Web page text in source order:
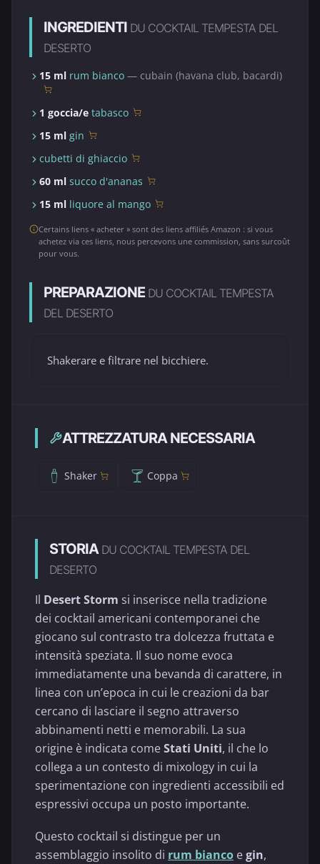
INGREDIENTI DU COCKTAIL TEMPESTA DEL
DESERTO
15 ml rum bianco — cubain (havana club, bacardi)
1 goccia/e tabasco
15 ml gin
cubetti di ghiaccio
60 ml succo d'ananas
15 ml liquore al mango
Certains liens « acheter » sont des liens affiliés Amazon : si vous
achetez via ces liens, nous percevons une commission, sans surcoût
pour vous.
PREPARAZIONE DU COCKTAIL TEMPESTA
DEL DESERTO
Shakerare e filtrare nel bicchiere.
ATTREZZATURA NECESSARIA
Shaker Coppa
STORIA DU COCKTAIL TEMPESTA DEL
DESERTO
Il Desert Storm si inserisce nella tradizione
dei cocktail americani contemporanei che
giocano sul contrasto tra dolcezza fruttata e
intensità speziata. Il suo nome evoca
immediatamente una bevanda di carattere, in
linea con un’epoca in cui le creazioni da bar
cercano di lasciare il segno attraverso
abbinamenti netti e memorabili. La sua
origine è indicata comeStati Uniti, il che lo
collega a un contesto di mixology in cui la
sperimentazione con ingredienti accessibili ed
espressivi occupa un posto importante.
Questo cocktail si distingue per un
assemblaggio insolito di rum bianco egin,